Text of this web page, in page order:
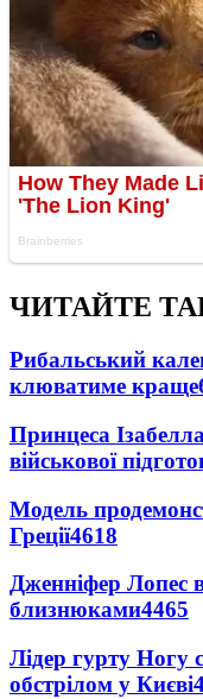
ЧИТАЙТЕ
Рибальський
клюватиме краще
Принцеса
військової
Модель
Греції4618
Дженніфер Лопес
близнюками4465
Лідер гурту Ногу
обстрілом у Києві